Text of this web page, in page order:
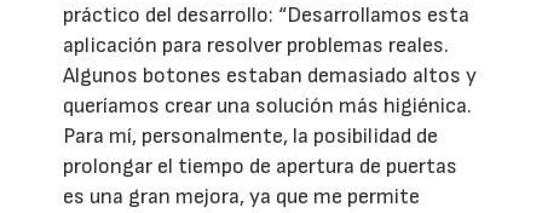
práctico del desarrollo: “Desarrollamos esta
aplicación para resolver problemas reales.
Algunos botones estaban demasiado altos y
queríamos crear una solución más higiénica.
Para mí, personalmente, la posibilidad de
prolongar el tiempo de apertura de puertas
es una gran mejora, ya que me permite